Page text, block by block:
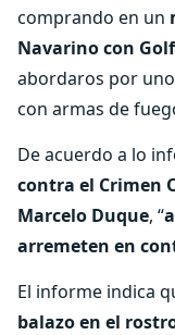
comprando en un
Navarino con
abordaros por
con armas de
De acuerdo a lo
contra el Crimen
Marcelo Duque, “
arremeten en
El informe indica
balazo en el